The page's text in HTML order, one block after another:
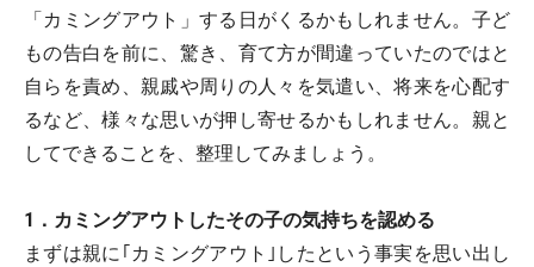
「カミングアウト」する日がくるかもしれません。子ど
もの告白を前に、驚き、育て方が間違っていたのではと
自らを責め、親戚や周りの人々を気遣い、将来を心配す
るなど、様々な思いが押し寄せるかもしれません。親と
してできることを、整理してみましょう。
1．カミングアウトしたその子の気持ちを認める
まずは親に｢カミングアウト｣したという事実を思い出し